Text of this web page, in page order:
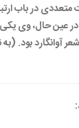
متعددی در باب
عین حال، وی یکی
آوانگارد بود. (به